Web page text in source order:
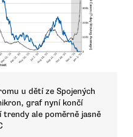
u dětí ze Spojených
graf nyní končí
trendy ale poměrně jasně